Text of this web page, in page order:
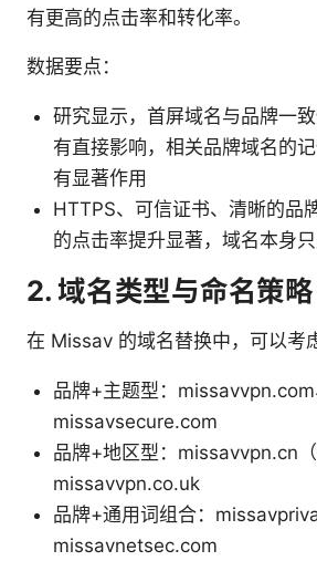
有更高的点击率和转化率。
数据要点：
研究显示，首屏域名与品牌一
有直接影响，相关品牌域名的
有显著作用
HTTPS、可信证书、清晰的品
的点击率提升显著，域名本身
2. 域名类型与命名策略
在 Missav 的域名替换中，可以考
品牌+主题型：missavvpn.com
missavsecure.com
品牌+地区型：missavvpn.cn（
missavvpn.co.uk
品牌+通用词组合：
missavnetsec.com